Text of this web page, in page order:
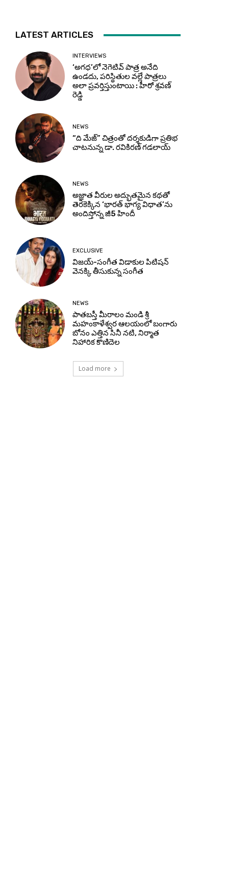
LATEST ARTICLES
INTERVIEWS
‘అగధ’లో నెగెటివ్ పాత్ర అనేది
ఉండదు, పరిస్థితుల వల్లే పాత్రలు
అలా ప్రవర్తిస్తుంటాయి : హీరో శ్రవణ్
రెడ్డి
NEWS
“ది మేజ్” చిత్రంతో దర్శకుడిగా ప్రతిభ
చాటనున్న డా. రవికిరణ్ గడలాయ్
NEWS
అజ్ఞాత వీరుల అద్భుతమైన కథతో
తెరకెక్కిన ‘భారత్ భాగ్య విధాత’ను
అందిస్తోన్న జీ5 హిందీ
EXCLUSIVE
విజయ్-సంగీత విడాకుల పిటిషన్
వెనక్కి తీసుకున్న సంగీత
NEWS
పాతబస్తీ మీరాలం మండి శ్రీ
మహంకాళేశ్వర ఆలయంలో బంగారు
బోనం ఎత్తిన సినీ నటి, నిర్మాత
నిహారిక కొణిదెల
Load more